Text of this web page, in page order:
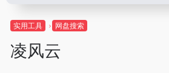
实用工具 网盘搜索
凌风云